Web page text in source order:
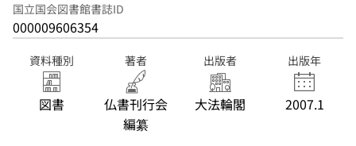
国立国会図書館書誌ID
000009606354
資料種別
図書
著者
仏書刊行会
編纂
出版者
大法輪閣
出版年
2007.1